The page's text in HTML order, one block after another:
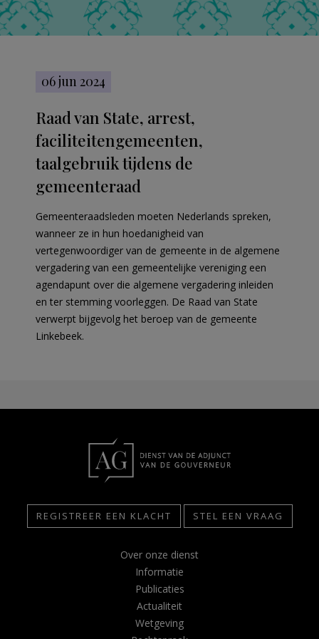
06 jun 2024
Raad van State, arrest,
faciliteitengemeenten,
taalgebruik tijdens de
gemeenteraad
Gemeenteraadsleden moeten Nederlands spreken,
wanneer ze in hun hoedanigheid van
vertegenwoordiger van de gemeente in de algemene
vergadering van een gemeentelijke vereniging een
agendapunt over die algemene vergadering inleiden
en ter stemming voorleggen. De Raad van State
verwerpt bijgevolg het beroep van de gemeente
Linkebeek.
REGISTREER EEN KLACHT STEL EEN VRAAG
Over onze dienst
Informatie
Publicaties
Actualiteit
Wetgeving